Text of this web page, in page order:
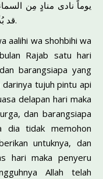
يوماً نادى منادٍ مِن
قد بُدِّلَتْ سيِّئاتكَ حسنات ، ومَن زادَ زادَه اللهُ)).
aalihi wa shohbihi wa
Rajab satu hari
barangsiapa yang
tujuh pintu api
delapan hari maka
dan barangsiapa
dia tidak memohon
untuknya, dan
hari maka penyeru
Allah telah